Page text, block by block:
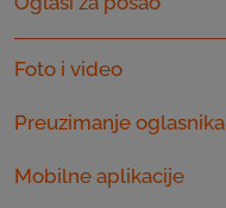
Foto i video
Preuzimanje oglasnika
Mobilne aplikacije